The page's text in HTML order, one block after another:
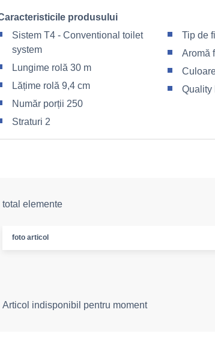
produsului
Sistem T4 - Conventional toilet
system
Lungime rolă 30 m
Lățime rolă 9,4 cm
Număr porții 250
Straturi 2
Tip de
Aromă
Quality
total elemente
foto articol
Articol indisponibil pentru moment